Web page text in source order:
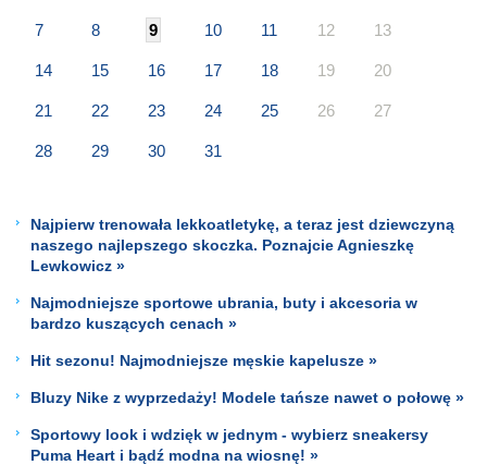
7 8 9 10 11 12 13
14 15 16 17 18 19 20
21 22 23 24 25 26 27
28 29 30 31
Najpierw trenowała lekkoatletykę, a teraz jest dziewczyną
naszego najlepszego skoczka. Poznajcie Agnieszkę
Lewkowicz »
Najmodniejsze sportowe ubrania, buty i akcesoria w
bardzo kuszących cenach »
Hit sezonu! Najmodniejsze męskie kapelusze »
Bluzy Nike z wyprzedaży! Modele tańsze nawet o połowę »
Sportowy look i wdzięk w jednym - wybierz sneakersy
Puma Heart i bądź modna na wiosnę! »